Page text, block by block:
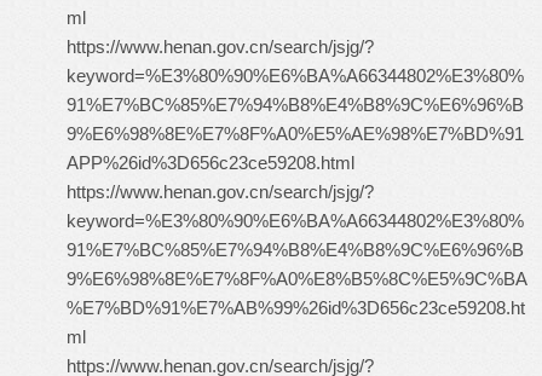
ml
https://www.henan.gov.cn/search/jsjg/?
keyword=%E3%80%90%E6%BA%A66344802%E3%80%
91%E7%BC%85%E7%94%B8%E4%B8%9C%E6%96%B
9%E6%98%8E%E7%8F%A0%E5%AE%98%E7%BD%91
APP%26id%3D656c23ce59208.html
https://www.henan.gov.cn/search/jsjg/?
keyword=%E3%80%90%E6%BA%A66344802%E3%80%
91%E7%BC%85%E7%94%B8%E4%B8%9C%E6%96%B
9%E6%98%8E%E7%8F%A0%E8%B5%8C%E5%9C%BA
%E7%BD%91%E7%AB%99%26id%3D656c23ce59208.ht
ml
https://www.henan.gov.cn/search/jsjg/?